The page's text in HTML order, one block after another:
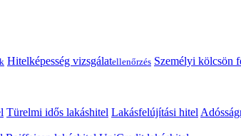
Hitelképesség vizsgálatellenőrzés Személyi kölcsön
Türelmi idős lakáshitel Lakásfelújítási hitel